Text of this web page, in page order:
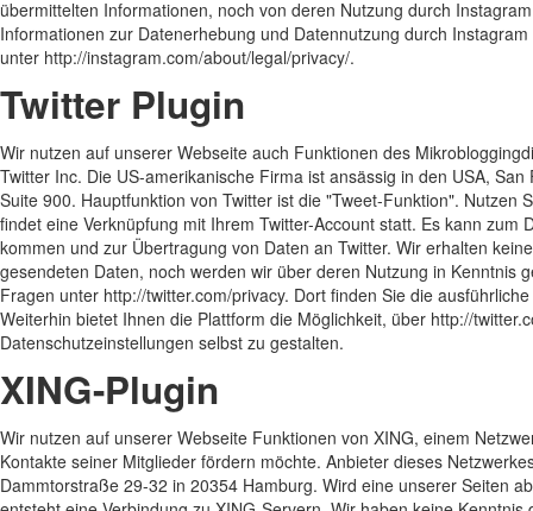
übermittelten Informationen, noch von deren Nutzung durch
Informationen zur Datenerhebung und Datennutzung durch
unter http://instagram.com/about/legal/privacy/.
Twitter Plugin
Wir nutzen auf unserer Webseite auch Funktionen des
Twitter Inc. Die US-amerikanische Firma ist ansässig in den USA,
Suite 900. Hauptfunktion von Twitter ist die "Tweet-Funktion". Nutzen
findet eine Verknüpfung mit Ihrem Twitter-Account statt. Es kann zum
kommen und zur Übertragung von Daten an Twitter. Wir erhalten
gesendeten Daten, noch werden wir über deren Nutzung in Kenntnis
Fragen unter http://twitter.com/privacy. Dort finden Sie die
Weiterhin bietet Ihnen die Plattform die Möglichkeit, über http://
Datenschutzeinstellungen selbst zu gestalten.
XING-Plugin
Wir nutzen auf unserer Webseite Funktionen von XING, einem
Kontakte seiner Mitglieder fördern möchte. Anbieter dieses
Dammtorstraße 29-32 in 20354 Hamburg. Wird eine unserer Seiten